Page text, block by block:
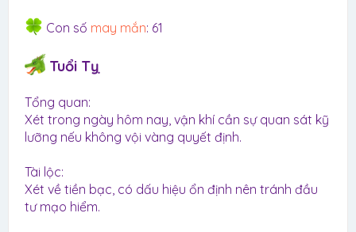
Con số may mắn: 61
Tuổi Tỵ
Tổng quan:
Xét trong ngày hôm nay, vận khí cần sự quan sát kỹ
lưỡng nếu không vội vàng quyết định.
Tài lộc:
Xét về tiền bạc, có dấu hiệu ổn định nên tránh đầu
tư mạo hiểm.